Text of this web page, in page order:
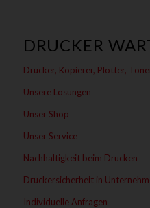
n
i
s
DRUCKER
Drucker, Kopierer, Plotter,
Unsere Lösungen
Unser Shop
Unser Service
Nachhaltigkeit beim Drucken
Druckersicherheit in
Individuelle Anfragen